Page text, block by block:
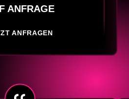
ANFRAGE
ANFRAGEN